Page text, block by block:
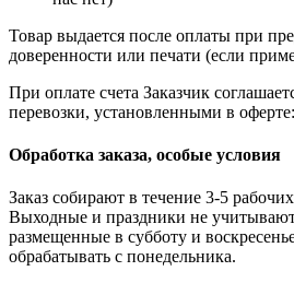
Товар выдается после оплаты при
доверенности или печати (если
При оплате счета Заказчик
перевозки, установленными в оферте:
Обработка заказа, особые условия
Заказ собирают в течение 3-5
Выходные и праздники не
размещенные в субботу и
обрабатывать с понедельника.